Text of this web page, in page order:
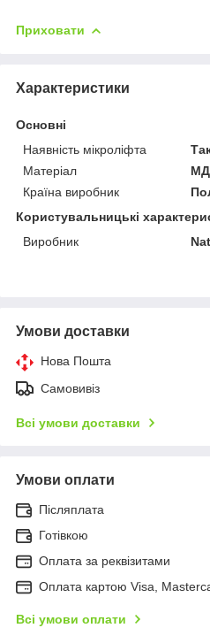
Приховати
Характеристики
Основні
Наявність мікроліфта
Матеріал
Країна виробник
Користувальницькі
Виробник
Умови доставки
Нова Пошта
Самовивіз
Всі умови доставки
Умови оплати
Післяплата
Готівкою
Оплата за реквізитами
Оплата картою Visa,
Всі умови оплати